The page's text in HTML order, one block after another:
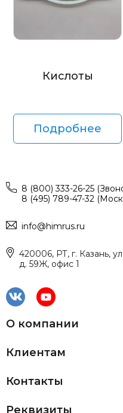
Кислоты
Подробнее
8 (800) 333-26-25
8 (495) 789-47-32
info@himrus.ru
420006, РТ, г. Казань,
д. 59Ж, офис 1
О компании
Клиентам
Контакты
Реквизиты